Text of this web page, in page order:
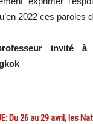
2022 ces paroles
invité à
Du 26 au 29 avril, les